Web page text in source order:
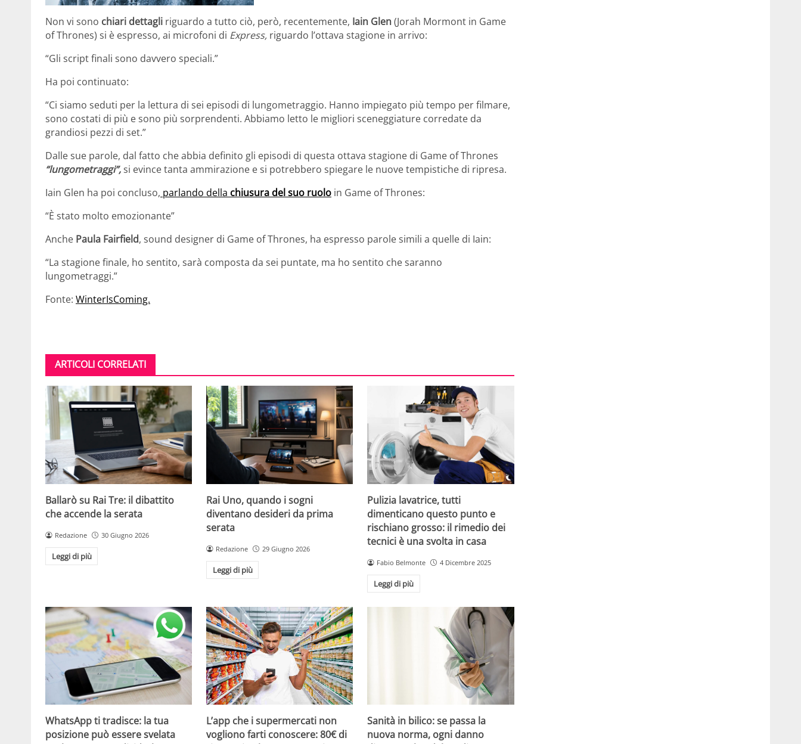
Non vi sono chiari dettagli riguardo a tutto ciò, però, recentemente, Iain Glen(Jorah Mormont in Game
of Thrones) si è espresso, ai microfoni di Express, riguardo l’ottava stagione in arrivo:
“Gli script finali sono davvero speciali.”
Ha poi continuato:
“Ci siamo seduti per la lettura di sei episodi di lungometraggio. Hanno impiegato più tempo per filmare,
sono costati di più e sono più sorprendenti. Abbiamo letto le migliori sceneggiature corredate da
grandiosi pezzi di set.”
Dalle sue parole, dal fatto che abbia definito gli episodi di questa ottava stagione di Game of Thrones
“lungometraggi”,si evince tanta ammirazione e si potrebbero spiegare le nuove tempistiche di ripresa.
Iain Glen ha poi concluso, parlando della chiusura del suo ruolo in Game of Thrones:
“È stato molto emozionante”
Anche Paula Fairfield, sound designer di Game of Thrones, ha espresso parole simili a quelle di Iain:
“La stagione finale, ho sentito, sarà composta da sei puntate, ma ho sentito che saranno
lungometraggi.”
Fonte: WinterIsComing.
ARTICOLI CORRELATI
Ballarò su Rai Tre: il dibattito
che accende la serata
Redazione 30 Giugno 2026
Leggi di più
Rai Uno, quando i sogni
diventano desideri da prima
serata
Redazione 29 Giugno 2026
Leggi di più
Pulizia lavatrice, tutti
dimenticano questo punto e
rischiano grosso: il rimedio dei
tecnici è una svolta in casa
Fabio Belmonte 4 Dicembre 2025
Leggi di più
WhatsApp ti tradisce: la tua
posizione può essere svelata
L’app che i supermercati non
vogliono farti conoscere: 80€ di
Sanità in bilico: se passa la
nuova norma, ogni danno